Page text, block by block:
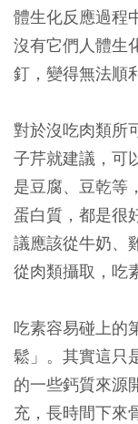
體生化反應過程
沒有它們人體生
釘，變得無法順
對於沒吃肉類所
子芹就建議，可
是豆腐、豆乾等
蛋白質，都是很
議應該從牛奶、
從肉類攝取，吃
吃素容易碰上的
鬆」。其實這只
的一些鈣質來源
充，長時間下來